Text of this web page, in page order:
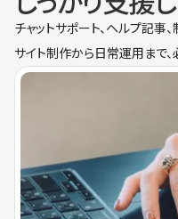
チャットサポート、ヘルプ記事
サイト制作から日常運用まで、